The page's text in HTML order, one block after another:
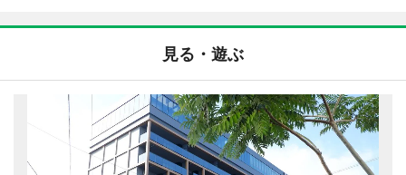
見る・遊ぶ